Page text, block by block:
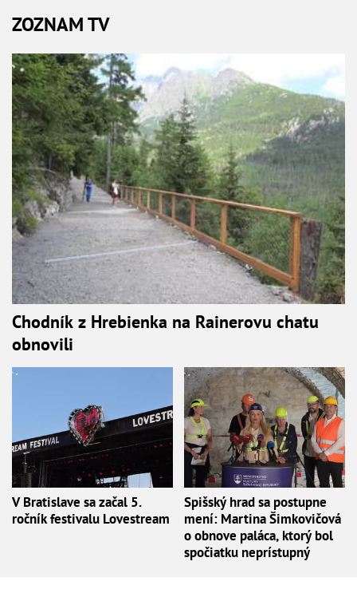
ZOZNAM TV
Chodník z Hrebienka na Rainerovu chatu
obnovili
V Bratislave sa začal 5.
ročník festivalu Lovestream
Spišský hrad sa postupne
mení: Martina Šimkovičová
o obnove paláca, ktorý bol
spočiatku neprístupný